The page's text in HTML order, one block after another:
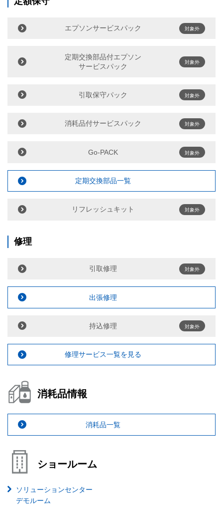
エプソンサービスパック 対象外
定期交換部品付エプソン
サービスパック
対象外
引取保守パック 対象外
消耗品付サービスパック 対象外
Go-PACK 対象外
定期交換部品一覧
リフレッシュキット 対象外
修理
引取修理 対象外
出張修理
持込修理 対象外
修理サービス一覧を見る
消耗品情報
消耗品一覧
ショールーム
ソリューションセンター
デモルーム